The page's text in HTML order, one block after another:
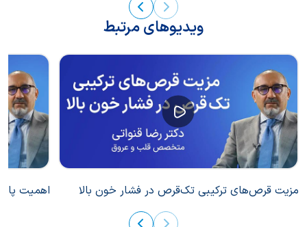
ویدیوهای مرتبط
مزیت قرص‌های ترکیبی تک‌قرص در فشار خون بالا اهمیت